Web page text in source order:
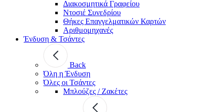
Διακοσμητικά Γραφείου
Ντοσιέ Συνεδρίου
Θήκες Επαγγελματικών Καρτών
Αριθμομηχανές
Ένδυση & Τσάντες
Back
Όλη η Ένδυση
Όλες οι Τσάντες
Μπλούζες / Ζακέτες